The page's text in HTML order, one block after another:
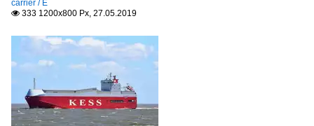
carrier / E
 333 1200x800 Px, 27.05.2019